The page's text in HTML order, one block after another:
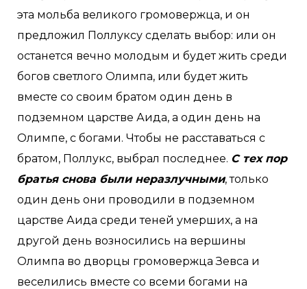
эта мольба великого громовержца, и он
предложил Поллуксу сделать выбор: или он
останется вечно молодым и будет жить среди
богов светлого Олимпа, или будет жить
вместе со своим братом один день в
подземном царстве Аида, а один день на
Олимпе, с богами. Чтобы не расставаться с
братом, Поллукс, выбрал последнее. С тех пор
братья снова были неразлучными, только
один день они проводили в подземном
царстве Аида среди теней умерших, а на
другой день возносились на вершины
Олимпа во дворцы громовержца Зевса и
веселились вместе со всеми богами на